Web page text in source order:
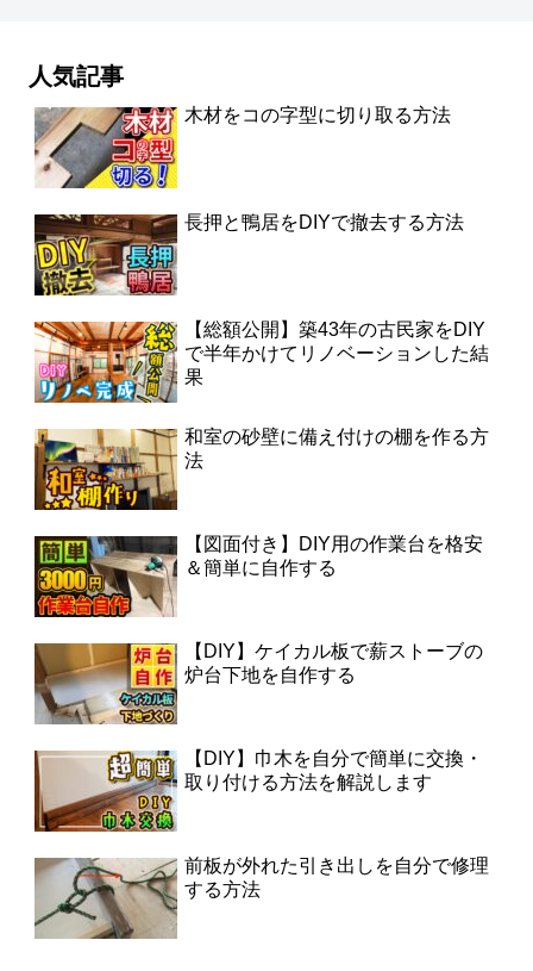
人気記事
木材をコの字型に切り取る方法
長押と鴨居をDIYで撤去する方法
【総額公開】築43年の古民家をDIY
で半年かけてリノベーションした結
果
和室の砂壁に備え付けの棚を作る方
法
【図面付き】DIY用の作業台を格安
＆簡単に自作する
【DIY】ケイカル板で薪ストーブの
炉台下地を自作する
【DIY】巾木を自分で簡単に交換・
取り付ける方法を解説します
前板が外れた引き出しを自分で修理
する方法